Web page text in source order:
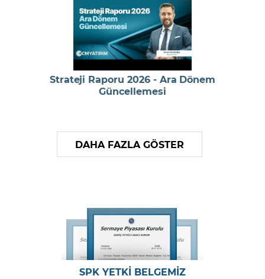
Strateji Raporu 2026 - Ara Dönem
Güncellemesi
DAHA FAZLA GÖSTER
SPK YETKİ BELGEMİZ